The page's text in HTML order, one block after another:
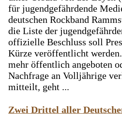
für jugendgefährdende
deutschen Rockband
die Liste der
offizielle Beschluss soll
Kürze veröffentlicht
mehr öffentlich angeboten
Nachfrage an Volljährige
mitteilt, geht ...
Zwei Drittel aller